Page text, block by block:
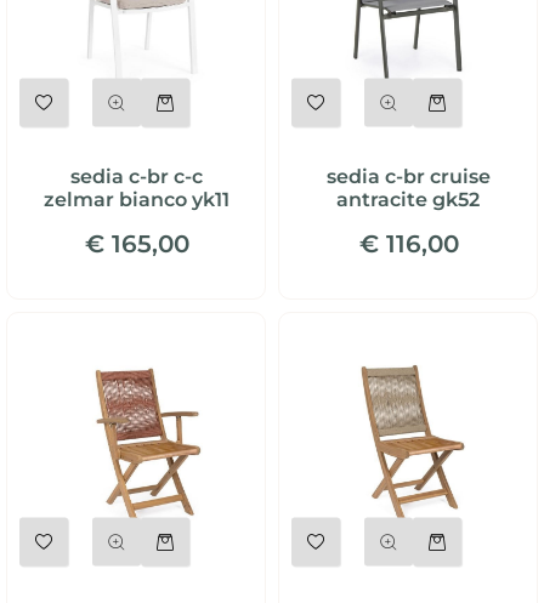
sedia c-br c-c
zelmar bianco yk11
€ 165,00
sedia c-br cruise
antracite gk52
€ 116,00